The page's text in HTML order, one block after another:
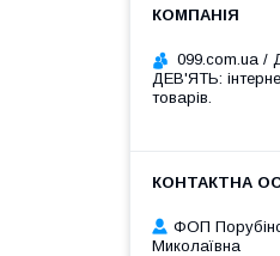
099.com.ua
ДЕВ'ЯТЬ:
товарів.
ФОП
Миколаївна